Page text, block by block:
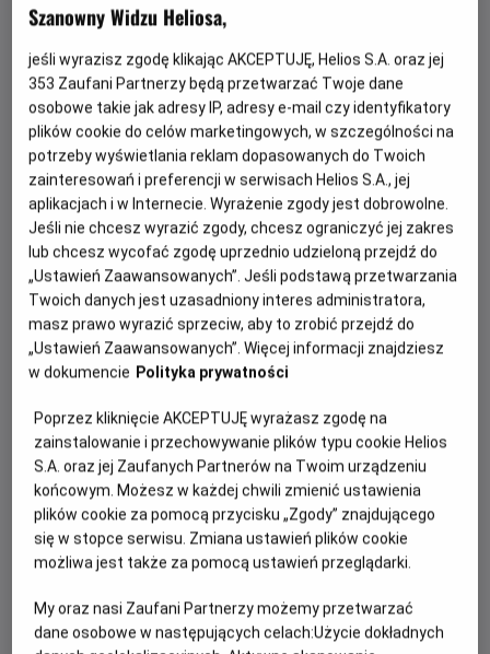
Bros.”.W lipcu i sierpniu na ekranach kin Helios zagości
zapisały się w historii światowej kinematografii.
To niepowtarzalna okazja, by ponownie przeżyć emocje
towarzyszące kultowym seansom lub odkryć je po raz
pierwszy w najlepszym możliwym wydaniu – na wielkim
kinowym ekranie. Co więcej, część prezentowanych
tytułów nigdy wcześniej nie była szeroko dostępna w
polskich kinach, dlatego dla wielu widzów będzie to
pierwsza szansa, aby zobaczyć je właśnie w kinie. W
repertuarze wakacyjnego cyklu „Legendy Warner Bros.”
znalazły się:
18 lipca – „Casablanca”
1 sierpnia – „Lśnienie”
8 sierpnia – „Łowca androidów”
15 sierpnia – „Bodyguard”
22 sierpnia – „Skazani na Shawshank”
Romantyczna klasyka, widowiskowe kino sztuk walki,
niezapomniany melodramat i jeden z najwyżej
ocenianych filmów wszech czasów – każdy z tych
Szanowny Widzu Heliosa,
jeśli wyrazisz zgodę klikając AKCEPTUJĘ, Helios S.A. oraz jej
353 Zaufani Partnerzy będą przetwarzać Twoje dane
osobowe takie jak adresy IP, adresy e-mail czy identyfikatory
plików cookie do celów marketingowych, w szczególności na
potrzeby wyświetlania reklam dopasowanych do Twoich
zainteresowań i preferencji w serwisach Helios S.A., jej
aplikacjach i w Internecie. Wyrażenie zgody jest dobrowolne.
Jeśli nie chcesz wyrazić zgody, chcesz ograniczyć jej zakres
lub chcesz wycofać zgodę uprzednio udzieloną przejdź do
„Ustawień Zaawansowanych”. Jeśli podstawą przetwarzania
Twoich danych jest uzasadniony interes administratora,
masz prawo wyrazić sprzeciw, aby to zrobić przejdź do
„Ustawień Zaawansowanych”. Więcej informacji znajdziesz
w dokumencie Polityka prywatności
Poprzez kliknięcie AKCEPTUJĘ wyrażasz zgodę na
zainstalowanie i przechowywanie plików typu cookie Helios
S.A. oraz jej Zaufanych Partnerów na Twoim urządzeniu
końcowym. Możesz w każdej chwili zmienić ustawienia
plików cookie za pomocą przycisku „Zgody” znajdującego
się w stopce serwisu. Zmiana ustawień plików cookie
możliwa jest także za pomocą ustawień przeglądarki.
My oraz nasi Zaufani Partnerzy możemy przetwarzać
dane osobowe w następujących celach:Użycie dokładnych